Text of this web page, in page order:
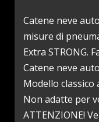
Catene neve
misure di
Extra STRONG.
Catene neve
Modello
Non adatte per
ATTENZIONE!